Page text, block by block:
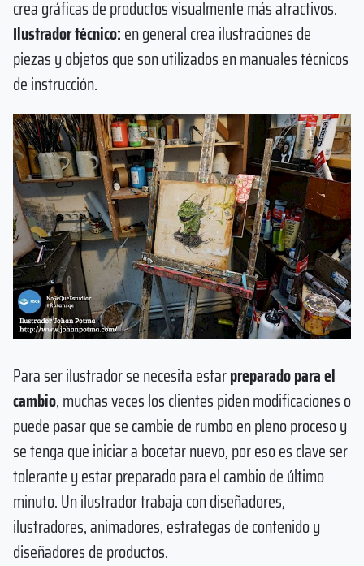
crea gráficas de productos visualmente más atractivos.
Ilustrador técnico:en general crea ilustraciones de
piezas y objetos que son utilizados en manuales técnicos
de instrucción.
Para ser ilustrador se necesita estarpreparado para el
cambio, muchas veces los clientes piden modificaciones o
puede pasar que se cambie de rumbo en pleno proceso y
se tenga que iniciar a bocetar nuevo, por eso es clave ser
tolerante y estar preparado para el cambio de último
minuto. Un ilustrador trabaja con diseñadores,
ilustradores, animadores, estrategas de contenido y
diseñadores de productos.